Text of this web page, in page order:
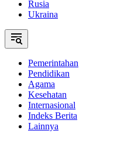
Rusia
Ukraina
Pemerintahan
Pendidikan
Agama
Kesehatan
Internasional
Indeks Berita
Lainnya